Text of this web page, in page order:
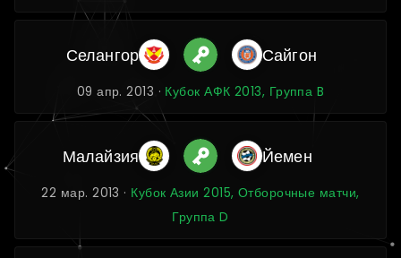
Селангор Сайгон
09 апр. 2013 · Кубок АФК 2013, Группа B
Малайзия Йемен
22 мар. 2013 · Кубок Азии 2015, Отборочные матчи,
Группа D